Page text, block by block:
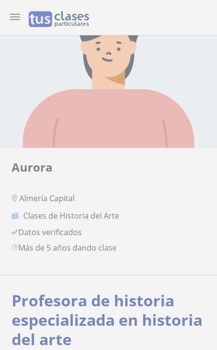
Aurora
Almería Capital
Clases de Historia del Arte
Datos verificados
más de 5 años dando clase
Profesora de historia
especializada en historia
del arte